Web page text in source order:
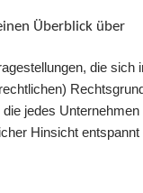
Überblick über
die sich
jedes
Hinsicht